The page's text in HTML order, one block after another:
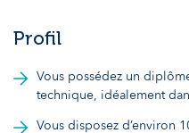
Profil
Vous possédez un
technique, idéalement
Vous disposez d’environ